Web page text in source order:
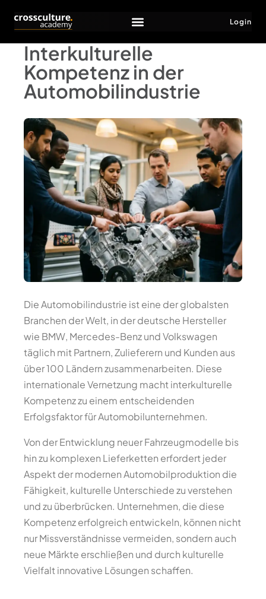
Login
Interkulturelle
Kompetenz in der
Automobilindustrie
Die Automobilindustrie ist eine der globalsten
Branchen der Welt, in der deutsche Hersteller
wie BMW, Mercedes-Benz und Volkswagen
täglich mit Partnern, Zulieferern und Kunden aus
über 100 Ländern zusammenarbeiten. Diese
internationale Vernetzung macht interkulturelle
Kompetenz zu einem entscheidenden
Erfolgsfaktor für Automobilunternehmen.
Von der Entwicklung neuer Fahrzeugmodelle bis
hin zu komplexen Lieferketten erfordert jeder
Aspekt der modernen Automobilproduktion die
Fähigkeit, kulturelle Unterschiede zu verstehen
und zu überbrücken. Unternehmen, die diese
Kompetenz erfolgreich entwickeln, können nicht
nur Missverständnisse vermeiden, sondern auch
neue Märkte erschließen und durch kulturelle
Vielfalt innovative Lösungen schaffen.